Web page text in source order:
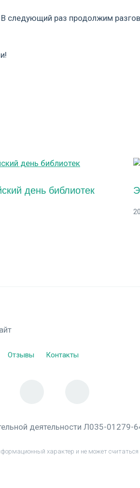
следующий раз продолжим
день библиотек
Отзывы Контакты
деятельности Л035-01279-
характер и не может считаться